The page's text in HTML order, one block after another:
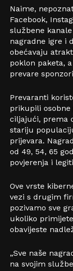
Naime,
Facebook,
službene
nagradne igre i
obećavaju
poklon paketa,
prevare
Prevaranti
prikupili osobne
ciljajući, prema
stariju
prijevara.
od 49, 54, 65
povjerenja i
Ove vrste
vezi s drugim
pozivamo sve
ukoliko
obavijeste
„Sve naše
na svojim